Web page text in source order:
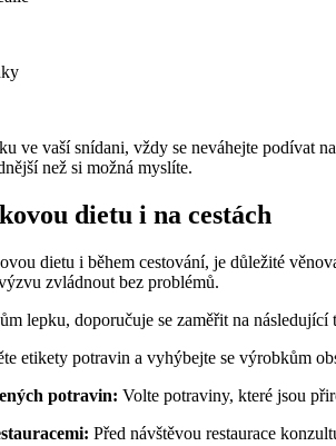
ve vaší snídani, vždy se neváhejte podívat
než si možná myslíte.
dietu i na cestách
dietu i během cestování, je důležité
zvládnout bez problémů.
lepku, doporučuje se zaměřit na následující
etikety potravin a vyhýbejte se výrobkům
potravin: Volte potraviny, které jsou
Před návštěvou restaurace